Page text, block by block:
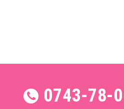
0743-78-